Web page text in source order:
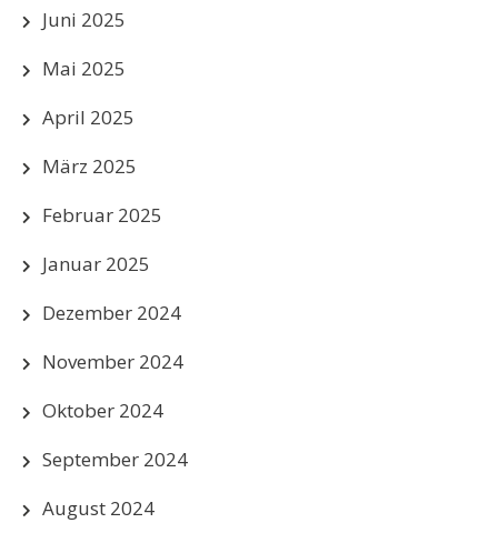
Juni 2025
Mai 2025
April 2025
März 2025
Februar 2025
Januar 2025
Dezember 2024
November 2024
Oktober 2024
September 2024
August 2024